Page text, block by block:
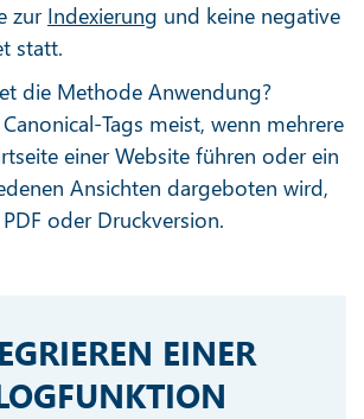
zur Indexierung und keine negative
statt.
die Methode Anwendung?
Tags meist, wenn mehrere
einer Website führen oder ein
Ansichten dargeboten wird,
oder Druckversion.
EINER